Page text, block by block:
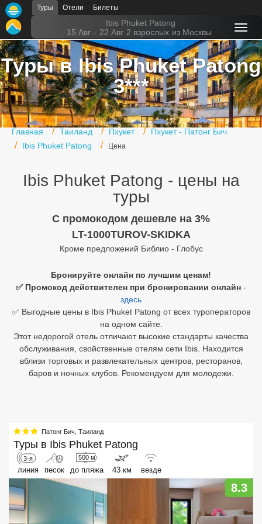
Туры Отели Билеты
Ibis Phuket Patong
15 Авг - 22 Авг 2 взрослых из Москвы
Туры в Ibis Phuket Patong
3***
Главная Таиланд Пхукет
Пхукет - Патонг Бич
Ibis Phuket Patong
Цена
Ibis Phuket Patong - цены на
туры
C промокодом дешевле на 3%
LT-1000TUROV-SKIDKA
Кроме предложений Библио - Глобус
Бронируйте онлайн по лучшим ценам!
✅ Промокод действителен при бронировании онлайн -
здесь
✅ Выгодные цены в Ibis Phuket Patong от всех туроператоров
на одном сайте.
Этот недорогой отель отличают высокие стандарты качества
обслуживания, свойственные отелям сети Ibis. Находится
вблизи торговых и развлекательных центров, ресторанов,
баров и ночных клубов. Рекомендуем для молодежи.
Патонг Бич Таиланд
Туры в Ibis Phuket Patong
3-я
линия песок
500 м
до пляжа 43 км везде
8.3
Главная
Горящие туры
Туры в Турцию
Туры в Египет
Туры в ОАЭ
Офис г. Москва
Египет
Куба
Бали
Вьетнам
Южный Гоа
Занзибар
Абхазия
Большой Сочи